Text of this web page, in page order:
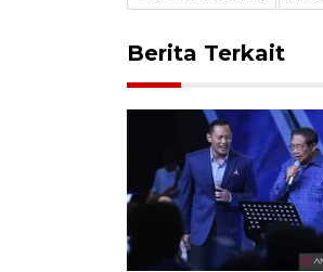
Berita Terkait